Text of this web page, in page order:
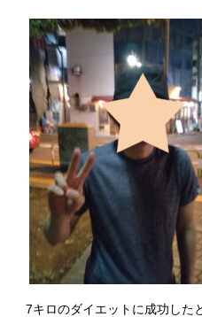
7キロのダイエットに成功した